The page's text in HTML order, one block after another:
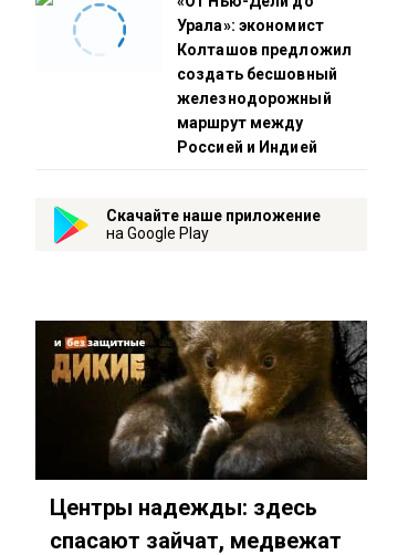
Урала»: экономист
Колташов предложил
создать бесшовный
железнодорожный
маршрут между
Россией и Индией
Скачайте наше приложение
на Google Play
Центры надежды: здесь
спасают зайчат, медвежат